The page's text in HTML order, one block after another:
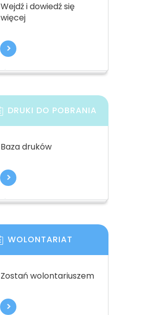
Wejdź i dowiedź się
więcej
DRUKI DO POBRANIA
Baza druków
WOLONTARIAT
Zostań wolontariuszem